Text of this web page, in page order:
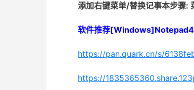
添加右键菜单/替换记事本步骤:
软件推荐
https://pan.quark.cn/s/
https://